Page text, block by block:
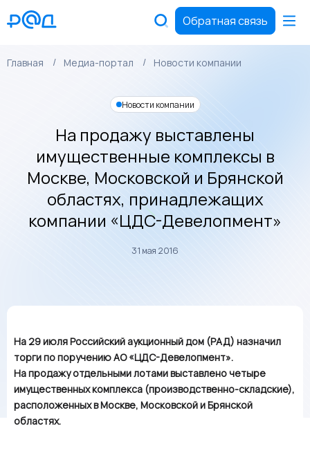
Обратная связь
Главная Медиа-портал Новости компании
Новости компании
На продажу выставлены
имущественные комплексы в
Москве, Московской и Брянской
областях, принадлежащих
компании «ЦДС-Девелопмент»
31 мая 2016
На 29 июля Российский аукционный дом (РАД) назначил
торги по поручению АО «ЦДС-Девелопмент».
На продажу отдельными лотами выставлено четыре
имущественных комплекса (производственно-складские),
расположенных в Москве, Московской и Брянской
областях.